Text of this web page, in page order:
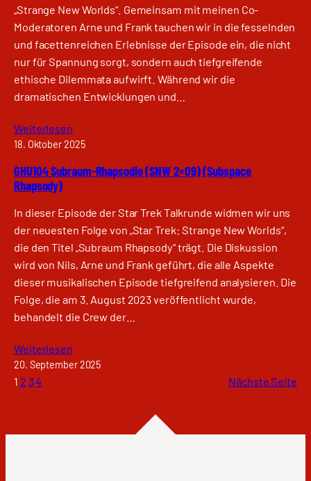
„Strange New Worlds“. Gemeinsam mit meinen Co-
Moderatoren Arne und Frank tauchen wir in die fesselnden
und facettenreichen Erlebnisse der Episode ein, die nicht
nur für Spannung sorgt, sondern auch tiefgreifende
ethische Dilemmata aufwirft. Während wir die
dramatischen Entwicklungen und…
Weiterlesen
18. Oktober 2025
GHU104 Subraum-Rhapsodie (SNW 2×09) (Subspace
Rhapsody)
In dieser Episode der Star Trek Talkrunde widmen wir uns
der neuesten Folge von „Star Trek: Strange New Worlds“,
die den Titel „Subraum Rhapsody“ trägt. Die Diskussion
wird von Nils, Arne und Frank geführt, die alle Aspekte
dieser musikalischen Episode tiefgreifend analysieren. Die
Folge, die am 3. August 2023 veröffentlicht wurde,
behandelt die Crew der…
Weiterlesen
20. September 2025
1 2 34 Nächste Seite